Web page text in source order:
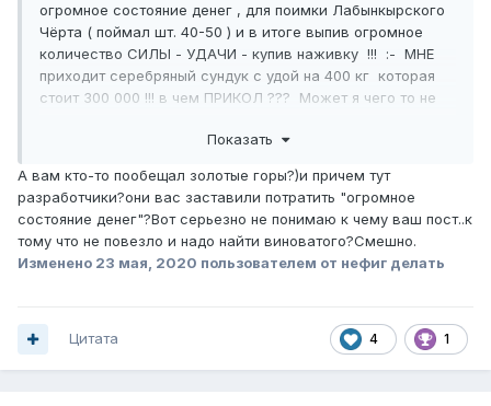
огромное состояние денег , для поимки Лабынкырского
Чёрта ( поймал шт. 40-50 ) и в итоге выпив огромное
количество СИЛЫ - УДАЧИ - купив наживку !!! :- МНЕ
приходит серебряный сундук с удой на 400 кг которая
стоит 300 000 !!! в чем ПРИКОЛ ??? Может я чего то не
Показать
А вам кто-то пообещал золотые горы?)и причем тут
разработчики?они вас заставили потратить "огромное
состояние денег"?Вот серьезно не понимаю к чему ваш пост..к
тому что не повезло и надо найти виноватого?Смешно.
Изменено 23 мая, 2020 пользователем от нефиг делать
4 1
Цитата